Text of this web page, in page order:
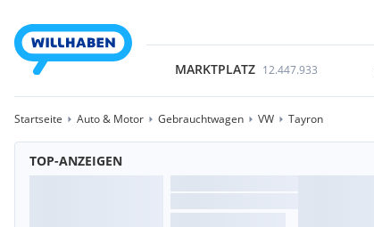
MARKTPLATZ 12.447.933
Startseite Auto & Motor Gebrauchtwagen VW Tayron
TOP-ANZEIGEN